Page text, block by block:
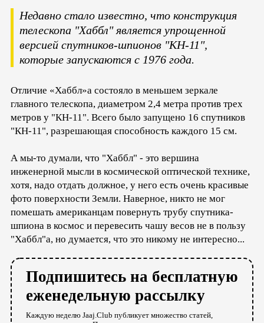
Недавно стало известно, что конструкция
телескопа "Хаббл" является упрощенной
версией спутников-шпионов "КН-11",
которые запускаются с 1976 года.
Отличие «Хаббл»а состояло в меньшем зеркале
главного телескопа, диаметром 2,4 метра против трех
метров у "КН-11". Всего было запущено 16 спутников
"КН-11", разрешающая способность каждого 15 см.
А мы-то думали, что "Хаббл" - это вершина
инженерной мысли в космической оптической технике,
хотя, надо отдать должное, у него есть очень красивые
фото поверхности Земли. Наверное, никто не мог
помешать американцам повернуть трубу спутника-
шпиона в космос и перевесить чашу весов не в пользу
"Хаббл"а, но думается, что это никому не интересно...
Подпишитесь на бесплатную
еженедельную рассылку
Каждую неделю Jaaj.Club публикует множество статей,